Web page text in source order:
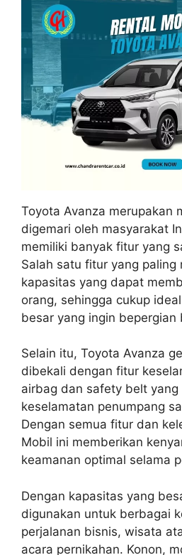
Toyota Avanza merupakan
digemari oleh masyarakat
memiliki banyak fitur yang
Salah satu fitur yang paling
kapasitas yang dapat
orang, sehingga cukup
besar yang ingin bepergian
Selain itu, Toyota Avanza
dibekali dengan fitur
airbag dan safety belt
keselamatan penumpang
Dengan semua fitur dan
Mobil ini memberikan
keamanan optimal selama
Dengan kapasitas yang
digunakan untuk berbagai
perjalanan bisnis, wisata
acara pernikahan. Konon,